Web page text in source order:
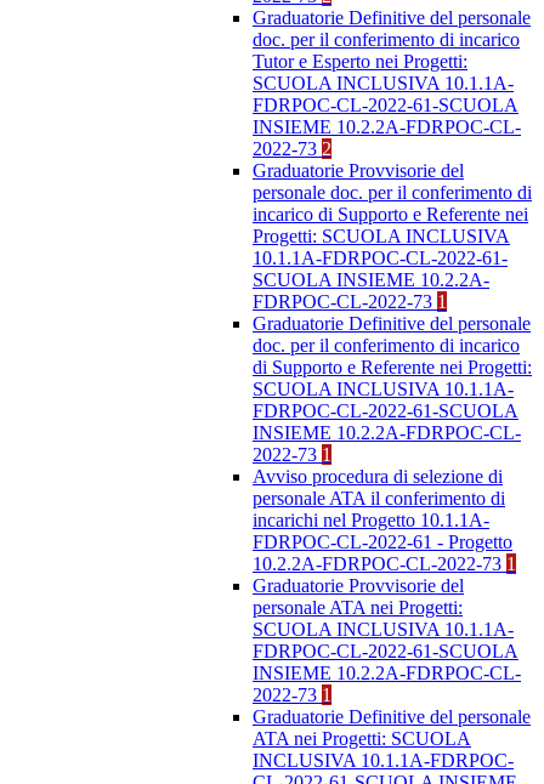
Graduatorie Definitive del personale
doc. per il conferimento di incarico
Tutor e Esperto nei Progetti:
SCUOLA INCLUSIVA 10.1.1A-
FDRPOC-CL-2022-61-SCUOLA
INSIEME 10.2.2A-FDRPOC-CL-
2022-73 2
Graduatorie Provvisorie del
personale doc. per il conferimento di
incarico di Supporto e Referente nei
Progetti: SCUOLA INCLUSIVA
10.1.1A-FDRPOC-CL-2022-61-
SCUOLA INSIEME 10.2.2A-
FDRPOC-CL-2022-73 1
Graduatorie Definitive del personale
doc. per il conferimento di incarico
di Supporto e Referente nei Progetti:
SCUOLA INCLUSIVA 10.1.1A-
FDRPOC-CL-2022-61-SCUOLA
INSIEME 10.2.2A-FDRPOC-CL-
2022-73 1
Avviso procedura di selezione di
personale ATA il conferimento di
incarichi nel Progetto 10.1.1A-
FDRPOC-CL-2022-61 - Progetto
10.2.2A-FDRPOC-CL-2022-73 1
Graduatorie Provvisorie del
personale ATA nei Progetti:
SCUOLA INCLUSIVA 10.1.1A-
FDRPOC-CL-2022-61-SCUOLA
INSIEME 10.2.2A-FDRPOC-CL-
2022-73 1
Graduatorie Definitive del personale
ATA nei Progetti: SCUOLA
INCLUSIVA 10.1.1A-FDRPOC-